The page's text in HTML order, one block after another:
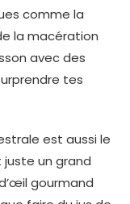
comme la
la macération
avec des
tes
est aussi le
un grand
gourmand